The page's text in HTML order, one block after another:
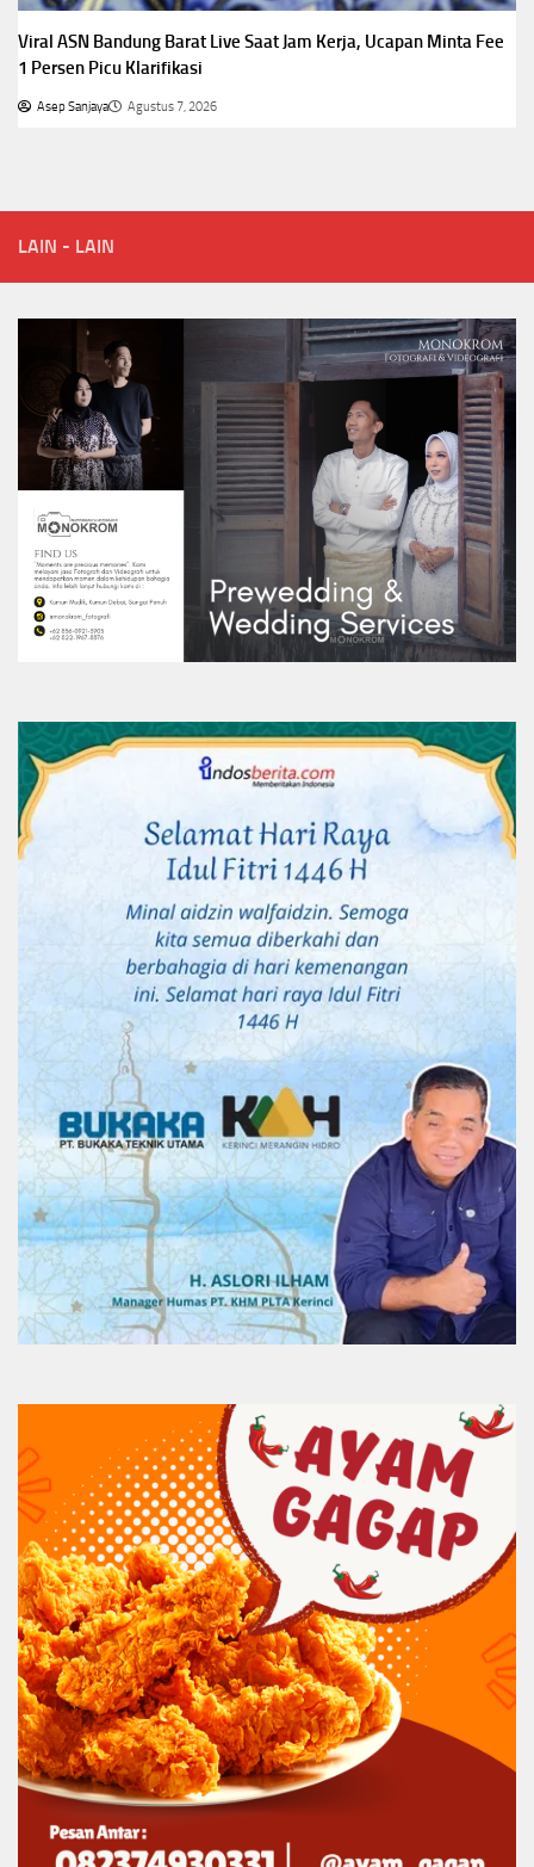
Viral ASN Bandung Barat Live Saat Jam Kerja, Ucapan Minta Fee
1 Persen Picu Klarifikasi
Asep Sanjaya Agustus 7, 2026
LAIN - LAIN